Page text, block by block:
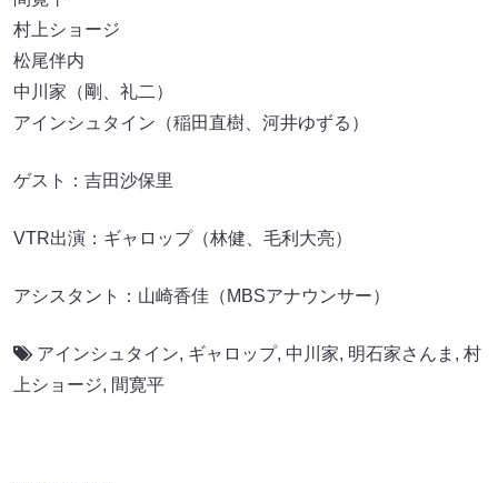
村上ショージ
松尾伴内
中川家（剛、礼二）
アインシュタイン（稲田直樹、河井ゆずる）
ゲスト：吉田沙保里
VTR出演：ギャロップ（林健、毛利大亮）
アシスタント：山崎香佳（MBSアナウンサー）
アインシュタイン, ギャロップ, 中川家, 明石家さんま , 村
上ショージ, 間寛平